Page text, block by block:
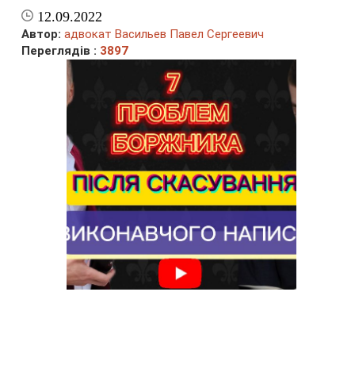
12.09.2022
Автор: адвокат Васильев Павел Сергеевич
Переглядів : 3897